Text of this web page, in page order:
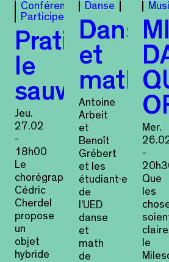
Conférence
Participer
Pratiquer
le
sauvage
Jeu.
27.02
-
18h00
Le
chorégraphe
Cédric
Cherdel
propose
un
objet
hybride
Danse
Danse
et
maths
Antoine
Arbeit
et
Benoît
Grébert
et les
étudiant·es
de
l'UED
danse
et
math
de
Mer.
-
Que
les
le